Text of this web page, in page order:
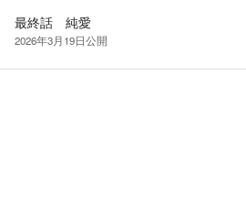
最終話 純愛
2026年3月19日公開